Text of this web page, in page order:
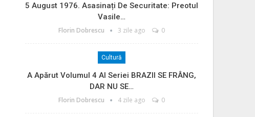
5 August 1976. Asasinați De Securitate: Preotul
Vasile…
Florin Dobrescu 3 zile ago 0
Cultură
A Apărut Volumul 4 Al Seriei BRAZII SE FRÂNG,
DAR NU SE…
Florin Dobrescu 4 zile ago 0